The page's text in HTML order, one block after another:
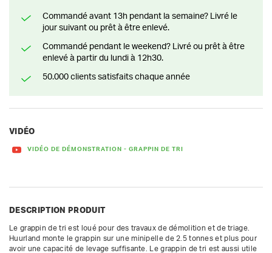
Commandé avant 13h pendant la semaine? Livré le
jour suivant ou prêt à être enlevé.
Commandé pendant le weekend? Livré ou prêt à être
enlevé à partir du lundi à 12h30.
50.000 clients satisfaits chaque année
VIDÉO
VIDÉO DE DÉMONSTRATION - GRAPPIN DE TRI
DESCRIPTION PRODUIT
Le grappin de tri est loué pour des travaux de démolition et de triage.
Huurland monte le grappin sur une minipelle de 2.5 tonnes et plus pour
avoir une capacité de levage suffisante. Le grappin de tri est aussi utile